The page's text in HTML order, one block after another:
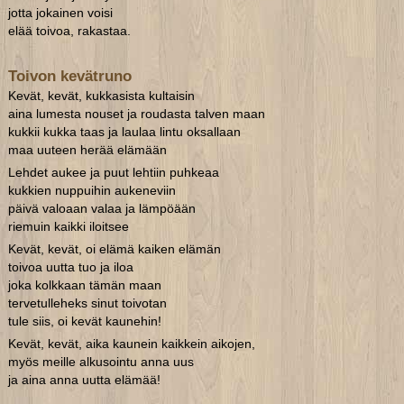
jotta jokainen voisi
elää toivoa, rakastaa.
Toivon kevätruno
Kevät, kevät, kukkasista kultaisin
aina lumesta nouset ja roudasta talven maan
kukkii kukka taas ja laulaa lintu oksallaan
maa uuteen herää elämään
Lehdet aukee ja puut lehtiin puhkeaa
kukkien nuppuihin aukeneviin
päivä valoaan valaa ja lämpöään
riemuin kaikki iloitsee
Kevät, kevät, oi elämä kaiken elämän
toivoa uutta tuo ja iloa
joka kolkkaan tämän maan
tervetulleheks sinut toivotan
tule siis, oi kevät kaunehin!
Kevät, kevät, aika kaunein kaikkein aikojen,
myös meille alkusointu anna uus
ja aina anna uutta elämää!